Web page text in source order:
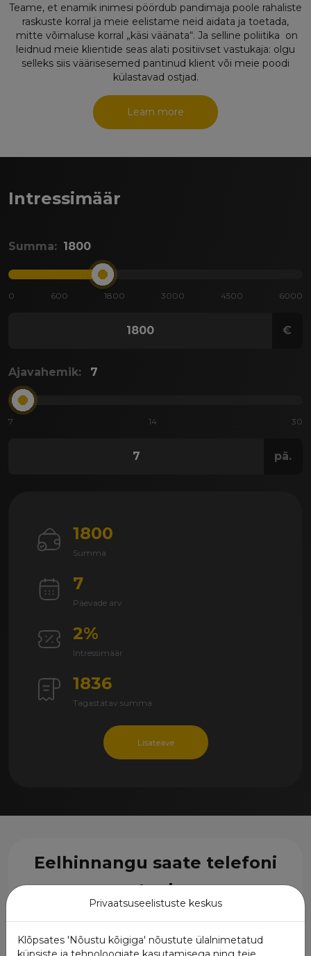
Teame, et enamik inimesi pöördub pandimaja poole rahaliste
raskuste korral ja meie eelistame neid aidata ja toetada,
mitte võimaluse korral „käsi väänata“. Ja selline poliitika on
leidnud meie klientide seas alati positiivset vastukaja: olgu
selleks siis väärisesemed pantinud klient või meie poodi
külastavad ostjad.
Learn more
Intressimäär
Summa: 1800
0 600 1800 3000 4500 6000
€
Ajavahemik: 7
7 14 30
pä.
1800
Summa
7
Päevade arv
2%
Intressimäär
1836
Tagastatav summa
Lisateave
Eelhinnangu saate telefoni
teel
Arvestuse saate meie juhtidelt täiesti tasuta! Sisestage
oma nimi ja telefoninumber ning me võtame Teiega
esimesel võimalusel ühendust!
Privaatsuseelistuste keskus
Klõpsates 'Nõustu kõigiga' nõustute ülalnimetatud